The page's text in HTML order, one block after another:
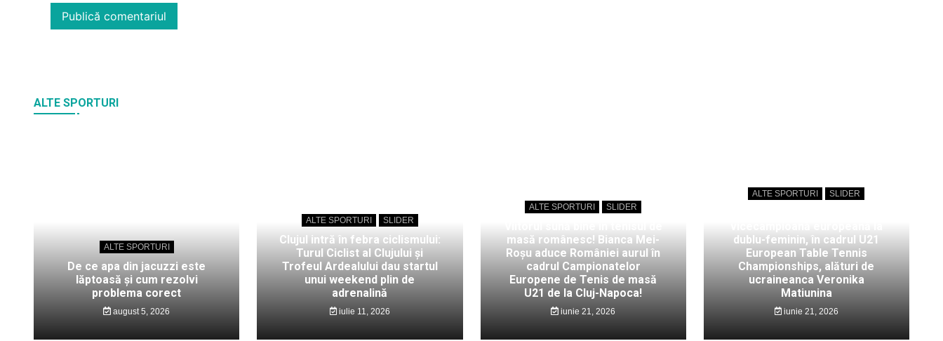
ALTE SPORTURI
ALTE SPORTURI
De ce apa din jacuzzi este
lăptoasă și cum rezolvi
problema corect
august 5, 2026
ALTE SPORTURI SLIDER
Clujul intră în febra ciclismului:
Turul Ciclist al Clujului și
Trofeul Ardealului dau startul
unui weekend plin de
adrenalină
iulie 11, 2026
ALTE SPORTURI SLIDER
masă românesc! Bianca Mei-
Roșu aduce României aurul în
cadrul Campionatelor
Europene de Tenis de masă
U21 de la Cluj-Napoca!
iunie 21, 2026
ALTE SPORTURI SLIDER
dublu-feminin, în cadrul U21
European Table Tennis
Championships, alături de
ucraineanca Veronika
Matiunina
iunie 21, 2026